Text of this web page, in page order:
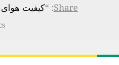
Share
: “کیفیت هوای Rancagua I, Chile